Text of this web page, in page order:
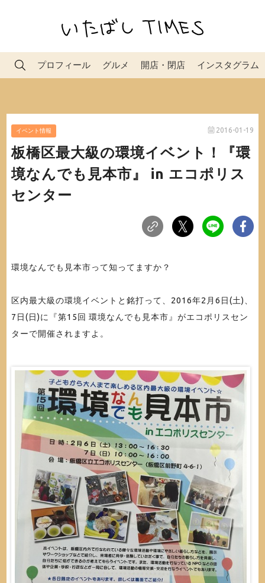
プロフィール グルメ 開店・閉店 インスタグラム
イベント情報 2016-01-19
板橋区最大級の環境イベント！『環
境なんでも見本市』 in エコポリス
センター
環境なんでも見本市って知ってますか？
区内最大級の環境イベントと銘打って、2016年2月6日(土)、
7日(日)に『第15回 環境なんでも見本市』がエコポリスセン
ターで開催されますよ。